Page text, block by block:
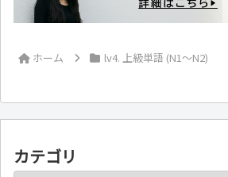
ホーム lv4. 上級単語 (N1～N2)
カテゴリ